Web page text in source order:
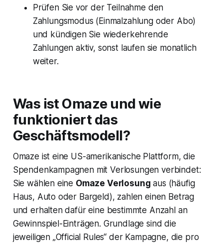
Prüfen Sie vor der Teilnahme den
Zahlungsmodus (Einmalzahlung oder Abo)
und kündigen Sie wiederkehrende
Zahlungen aktiv, sonst laufen sie monatlich
weiter.
Was ist Omaze und wie
funktioniert das
Geschäftsmodell?
Omaze ist eine US-amerikanische Plattform, die
Spendenkampagnen mit Verlosungen verbindet:
Sie wählen eine Omaze Verlosung aus (häufig
Haus, Auto oder Bargeld), zahlen einen Betrag
und erhalten dafür eine bestimmte Anzahl an
Gewinnspiel-Einträgen. Grundlage sind die
jeweiligen „Official Rules“ der Kampagne, die pro